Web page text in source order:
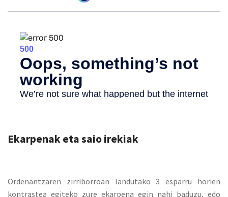
Ekarpenak eta saio irekiak
Ordenantzaren zirriborroan landutako 3 esparru horien
kontrastea egiteko zure ekarpena egin nahi baduzu, edo